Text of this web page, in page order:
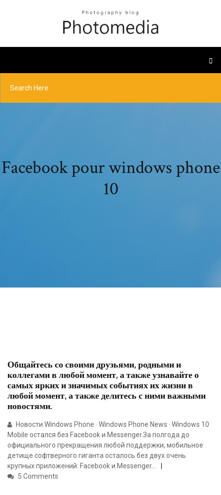
Facebook pour windows phone
10
Общайтесь со своими друзьями, родными и
коллегами в любой момент, а также узнавайте о
самых ярких и значимых событиях их жизни в
любой момент, а также делитесь с ними важными
новостями.
Новости Windows Phone · Windows Phone News · Windows 10
Mobile остался без Facebook и Messenger.За полгода до
официального прекращения любой поддержки, мобильное
детище софтверного гиганта осталось без двух очень
крупных приложений: Facebook и Messenger...
5 Comments